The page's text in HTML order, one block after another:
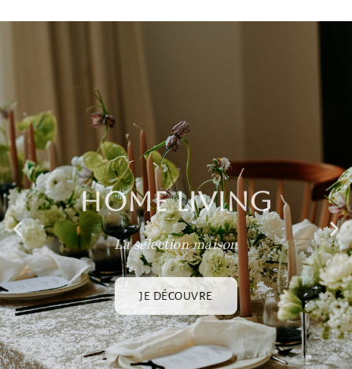
HOME LIVING
La sélection maison
JE DÉCOUVRE